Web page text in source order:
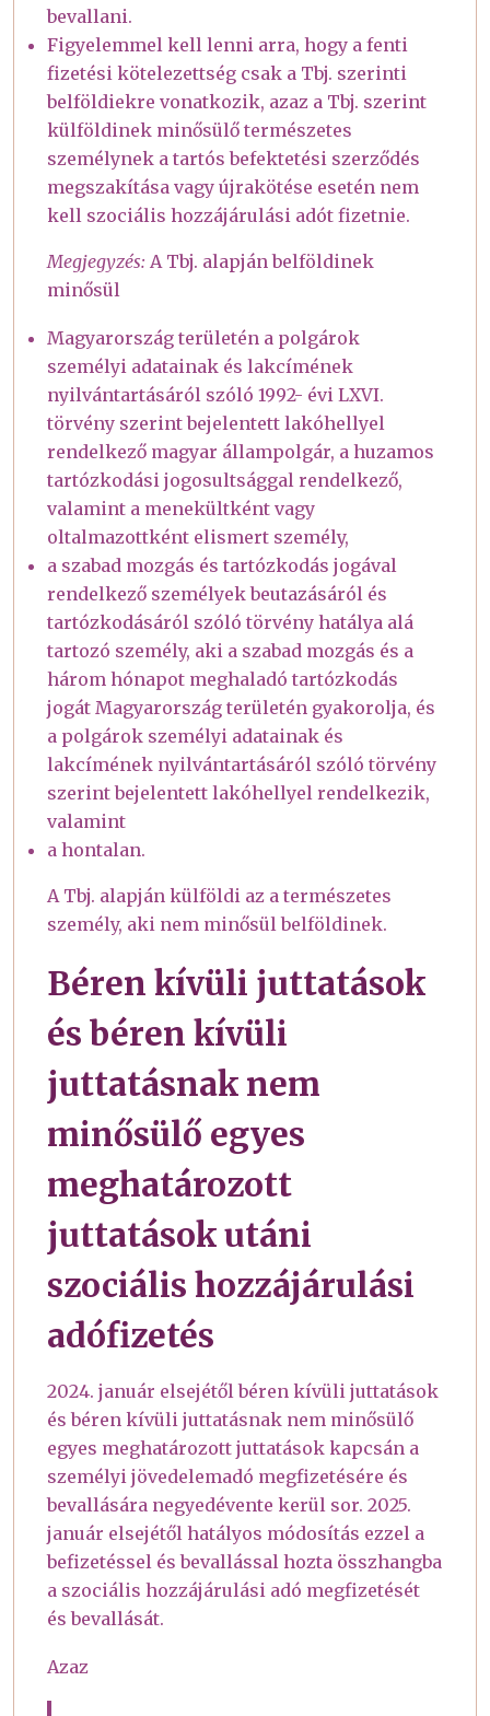
bevallani.
Figyelemmel kell lenni arra, hogy a fenti
fizetési kötelezettség csak a Tbj. szerinti
belföldiekre vonatkozik, azaz a Tbj. szerint
külföldinek minősülő természetes
személynek a tartós befektetési szerződés
megszakítása vagy újrakötése esetén nem
kell szociális hozzájárulási adót fizetnie.
Megjegyzés: A Tbj. alapján belföldinek
minősül
Magyarország területén a polgárok
személyi adatainak és lakcímének
nyilvántartásáról szóló 1992- évi LXVI.
törvény szerint bejelentett lakóhellyel
rendelkező magyar állampolgár, a huzamos
tartózkodási jogosultsággal rendelkező,
valamint a menekültként vagy
oltalmazottként elismert személy,
a szabad mozgás és tartózkodás jogával
rendelkező személyek beutazásáról és
tartózkodásáról szóló törvény hatálya alá
tartozó személy, aki a szabad mozgás és a
három hónapot meghaladó tartózkodás
jogát Magyarország területén gyakorolja, és
a polgárok személyi adatainak és
lakcímének nyilvántartásáról szóló törvény
szerint bejelentett lakóhellyel rendelkezik,
valamint
a hontalan.
A Tbj. alapján külföldi az a természetes
személy, aki nem minősül belföldinek.
Béren kívüli juttatások
és béren kívüli
juttatásnak nem
minősülő egyes
meghatározott
juttatások utáni
szociális hozzájárulási
adófizetés
2024. január elsejétől béren kívüli juttatások
és béren kívüli juttatásnak nem minősülő
egyes meghatározott juttatások kapcsán a
személyi jövedelemadó megfizetésére és
bevallására negyedévente kerül sor. 2025.
január elsejétől hatályos módosítás ezzel a
befizetéssel és bevallással hozta összhangba
a szociális hozzájárulási adó megfizetését
és bevallását.
Azaz